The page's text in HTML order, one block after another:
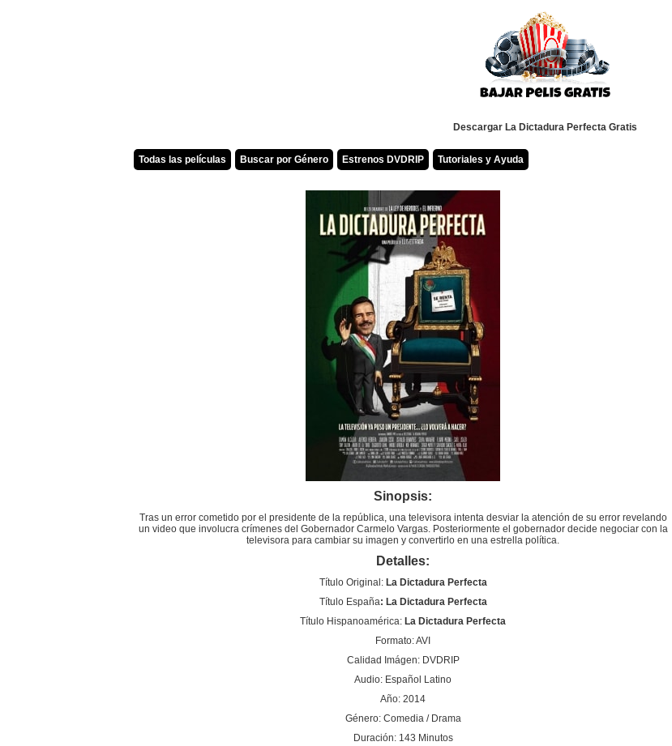
Descargar La Dictadura Perfecta Gratis
Todas las películas Buscar por Género Estrenos DVDRIP Tutoriales y Ayuda
Sinopsis:
Tras un error cometido por el presidente de la república, una televisora intenta desviar la atención de su error revelando
un video que involucra crímenes del Gobernador Carmelo Vargas. Posteriormente el gobernador decide negociar con la
televisora para cambiar su imagen y convertirlo en una estrella política.
Detalles:
Título Original: La Dictadura Perfecta
Título España: La Dictadura Perfecta
Título Hispanoamérica: La Dictadura Perfecta
Formato: AVI
Calidad Imágen: DVDRIP
Audio: Español Latino
Año: 2014
Género: Comedia / Drama
Duración: 143 Minutos